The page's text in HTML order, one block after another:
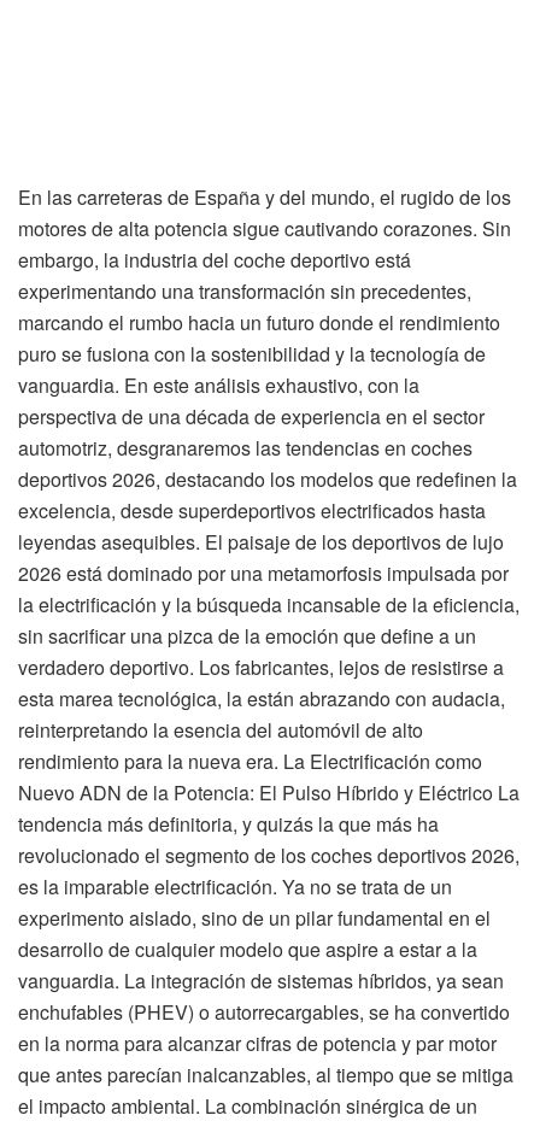
En las carreteras de España y del mundo, el rugido de los
motores de alta potencia sigue cautivando corazones. Sin
embargo, la industria del coche deportivo está
experimentando una transformación sin precedentes,
marcando el rumbo hacia un futuro donde el rendimiento
puro se fusiona con la sostenibilidad y la tecnología de
vanguardia. En este análisis exhaustivo, con la
perspectiva de una década de experiencia en el sector
automotriz, desgranaremos las tendencias en coches
deportivos 2026, destacando los modelos que redefinen la
excelencia, desde superdeportivos electrificados hasta
leyendas asequibles. El paisaje de los deportivos de lujo
2026 está dominado por una metamorfosis impulsada por
la electrificación y la búsqueda incansable de la eficiencia,
sin sacrificar una pizca de la emoción que define a un
verdadero deportivo. Los fabricantes, lejos de resistirse a
esta marea tecnológica, la están abrazando con audacia,
reinterpretando la esencia del automóvil de alto
rendimiento para la nueva era. La Electrificación como
Nuevo ADN de la Potencia: El Pulso Híbrido y Eléctrico La
tendencia más definitoria, y quizás la que más ha
revolucionado el segmento de los coches deportivos 2026,
es la imparable electrificación. Ya no se trata de un
experimento aislado, sino de un pilar fundamental en el
desarrollo de cualquier modelo que aspire a estar a la
vanguardia. La integración de sistemas híbridos, ya sean
enchufables (PHEV) o autorrecargables, se ha convertido
en la norma para alcanzar cifras de potencia y par motor
que antes parecían inalcanzables, al tiempo que se mitiga
el impacto ambiental. La combinación sinérgica de un